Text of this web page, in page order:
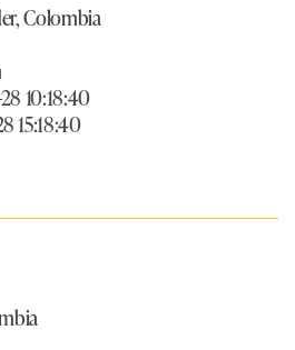
Colombia
10:18:40
15:18:40